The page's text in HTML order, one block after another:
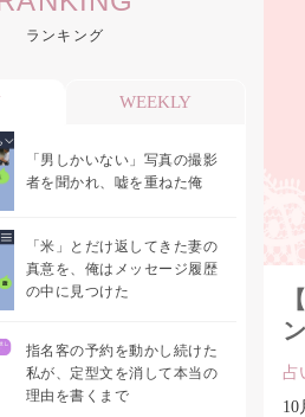
ード
ランキング
WEEKLY
「男しかいない」写真の撮影
者を聞かれ、嘘を重ねた俺
「米」とだけ返してきた妻の
真意を、俺はメッセージ履歴
の中に見つけた
指名客の予約を動かし続けた
私が、定型文を消して本当の
理由を書くまで
占
10